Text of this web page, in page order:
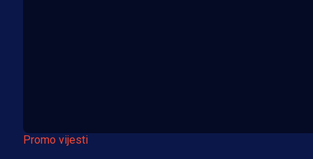
Promo vijesti